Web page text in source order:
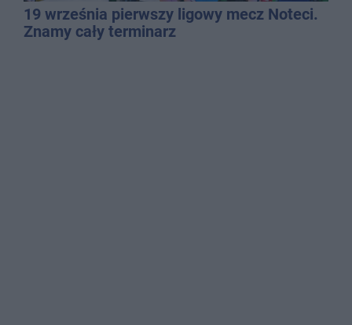
19 września pierwszy ligowy mecz Noteci.
Znamy cały terminarz